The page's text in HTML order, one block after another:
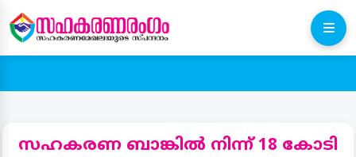
സഹകരണ ബാങ്കിൽ നിന്ന് 18 കോടി